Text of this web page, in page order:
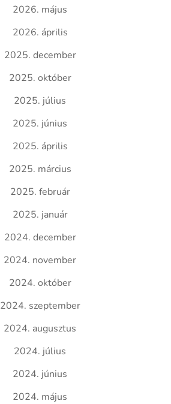
2026. május
2026. április
2025. december
2025. október
2025. július
2025. június
2025. április
2025. március
2025. február
2025. január
2024. december
2024. november
2024. október
2024. szeptember
2024. augusztus
2024. július
2024. június
2024. május